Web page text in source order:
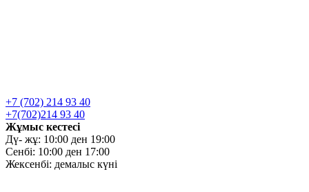
+7 (702) 214 93 40
+7(702)214 93 40
Жұмыс кестесі
Дү- жұ: 10:00 ден 19:00
Сенбі: 10:00 ден 17:00
Жексенбі: демалыс күні